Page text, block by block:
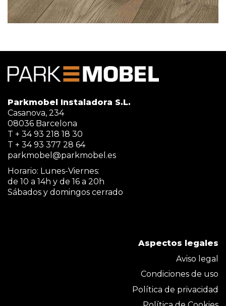
Parkmobel Instaladora S.L.
Casanova, 234
08036 Barcelona
T + 34 93 218 18 30
T + 34 93 377 28 64
parkmobel@parkmobel.es
Horario: Lunes-Viernes:
de 10 a 14h y de 16 a 20h
Sábados y domingos cerrado
Aspectos legales
Aviso legal
Condiciones de uso
Política de privacidad